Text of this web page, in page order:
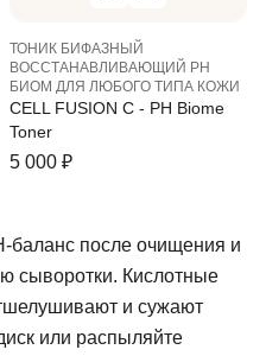
ТОНИК БИФАЗНЫЙ
ВОССТАНАВЛИВАЮЩИЙ PH
БИОМ ДЛЯ ЛЮБОГО ТИПА КОЖИ
CELL FUSION C - PH Biome
Toner
5 000 ₽
баланс после очищения и
сыворотки. Кислотные
и сужают
или распыляйте